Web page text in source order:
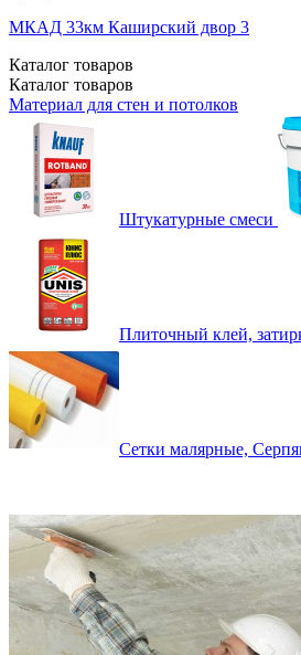
МКАД 33км Каширский двор 3
Каталог товаров
Каталог товаров
Материал для стен и потолков
Штукатурные смеси
Плиточный клей,
Сетки малярные,